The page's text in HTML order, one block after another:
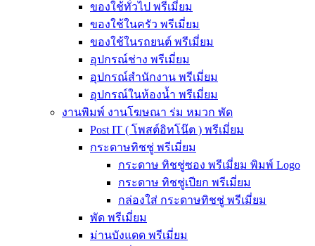
ของใช้ทั่วไป พรีเมี่ยม
ของใช้ในครัว พรีเมี่ยม
ของใช้ในรถยนต์ พรีเมี่ยม
อุปกรณ์ช่าง พรีเมี่ยม
อุปกรณ์สำนักงาน พรีเมี่ยม
อุปกรณ์ในห้องน้ำ พรีเมี่ยม
งานพิมพ์ งานโฆษณา ร่ม หมวก พัด
Post IT ( โพสต์อิทโน๊ต ) พรีเมี่ยม
กระดาษทิชชู่ พรีเมี่ยม
กระดาษ ทิชชู่ซอง พรีเมี่ยม พิมพ์ Logo
กระดาษ ทิชชู่เปียก พรีเมี่ยม
กล่องใส่ กระดาษทิชชู่ พรีเมี่ยม
พัด พรีเมี่ยม
ม่านบังแดด พรีเมี่ยม